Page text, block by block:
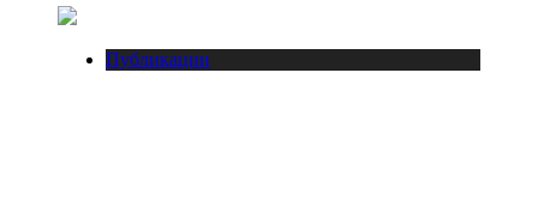
Публикации